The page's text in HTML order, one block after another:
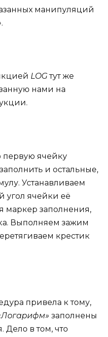
манипуляций
.
LOGтут же
нами на
первую ячейку
и остальные,
Устанавливаем
угол ячейки её
маркер заполнения,
Выполняем зажим
крестик
привела к тому,
заполнены
Дело в том, что